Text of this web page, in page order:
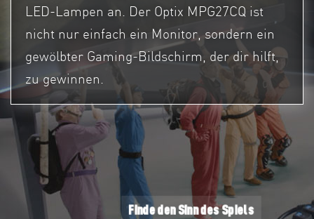
LED-Lampen an. Der Optix MPG27CQ ist
nicht nur einfach ein Monitor, sondern ein
gewölbter Gaming-Bildschirm, der dir hilft,
zu gewinnen.
Finde den Sinn des Spiels